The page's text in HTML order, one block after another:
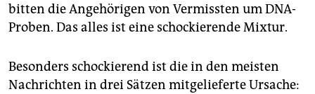
bitten die Angehörigen von Vermissten um DNA-
Proben. Das alles ist eine schockierende Mixtur.
Besonders schockierend ist die in den meisten
Nachrichten in drei Sätzen mitgelieferte Ursache: